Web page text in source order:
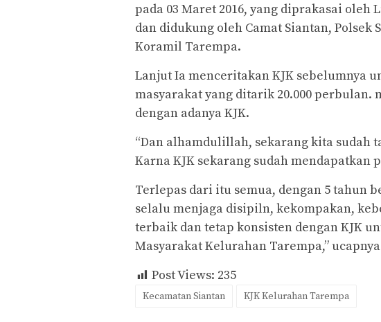
pada 03 Maret 2016, yang diprakasai oleh
dan didukung oleh Camat Siantan, Polsek
Koramil Tarempa.
Lanjut Ia menceritakan KJK sebelumnya
masyarakat yang ditarik 20.000 perbulan.
dengan adanya KJK.
“Dan alhamdulillah, sekarang kita sudah
Karna KJK sekarang sudah mendapatkan
Terlepas dari itu semua, dengan 5 tahun
selalu menjaga disipiln, kekompakan,
terbaik dan tetap konsisten dengan KJK
Masyarakat Kelurahan Tarempa,”
Post Views: 235
Kecamatan Siantan KJK Kelurahan Tarempa